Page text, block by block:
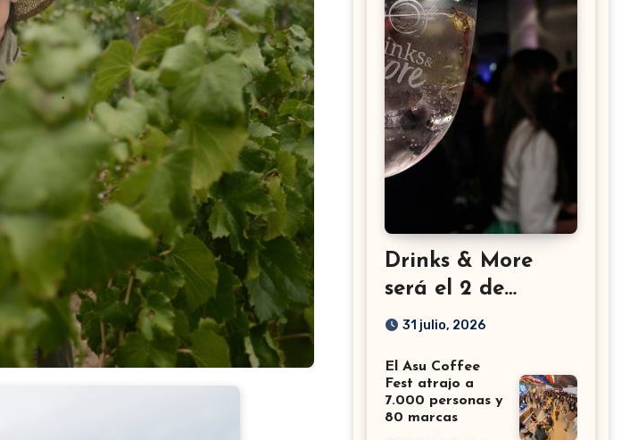
Drinks & More
será el 2 de
setiembre en el
31 julio, 2026
El Asu Coffee
Fest atrajo a
7.000 personas y
80 marcas